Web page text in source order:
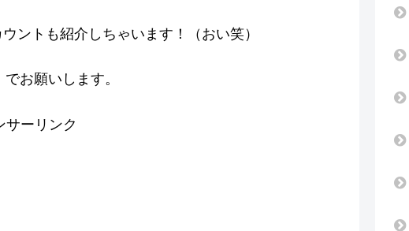
ントも紹介しちゃいます！（おい笑）
お願いします。
サーリンク